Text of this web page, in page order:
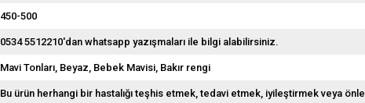
450-500
0534 5512210'dan whatsapp yazışmaları ile bilgi alabilirsiniz.
Mavi Tonları Beyaz Bebek Mavisi Bakır rengi
Bu ürün herhangi bir hastalığı teşhis etmek, tedavi etmek, iyileştirmek veya